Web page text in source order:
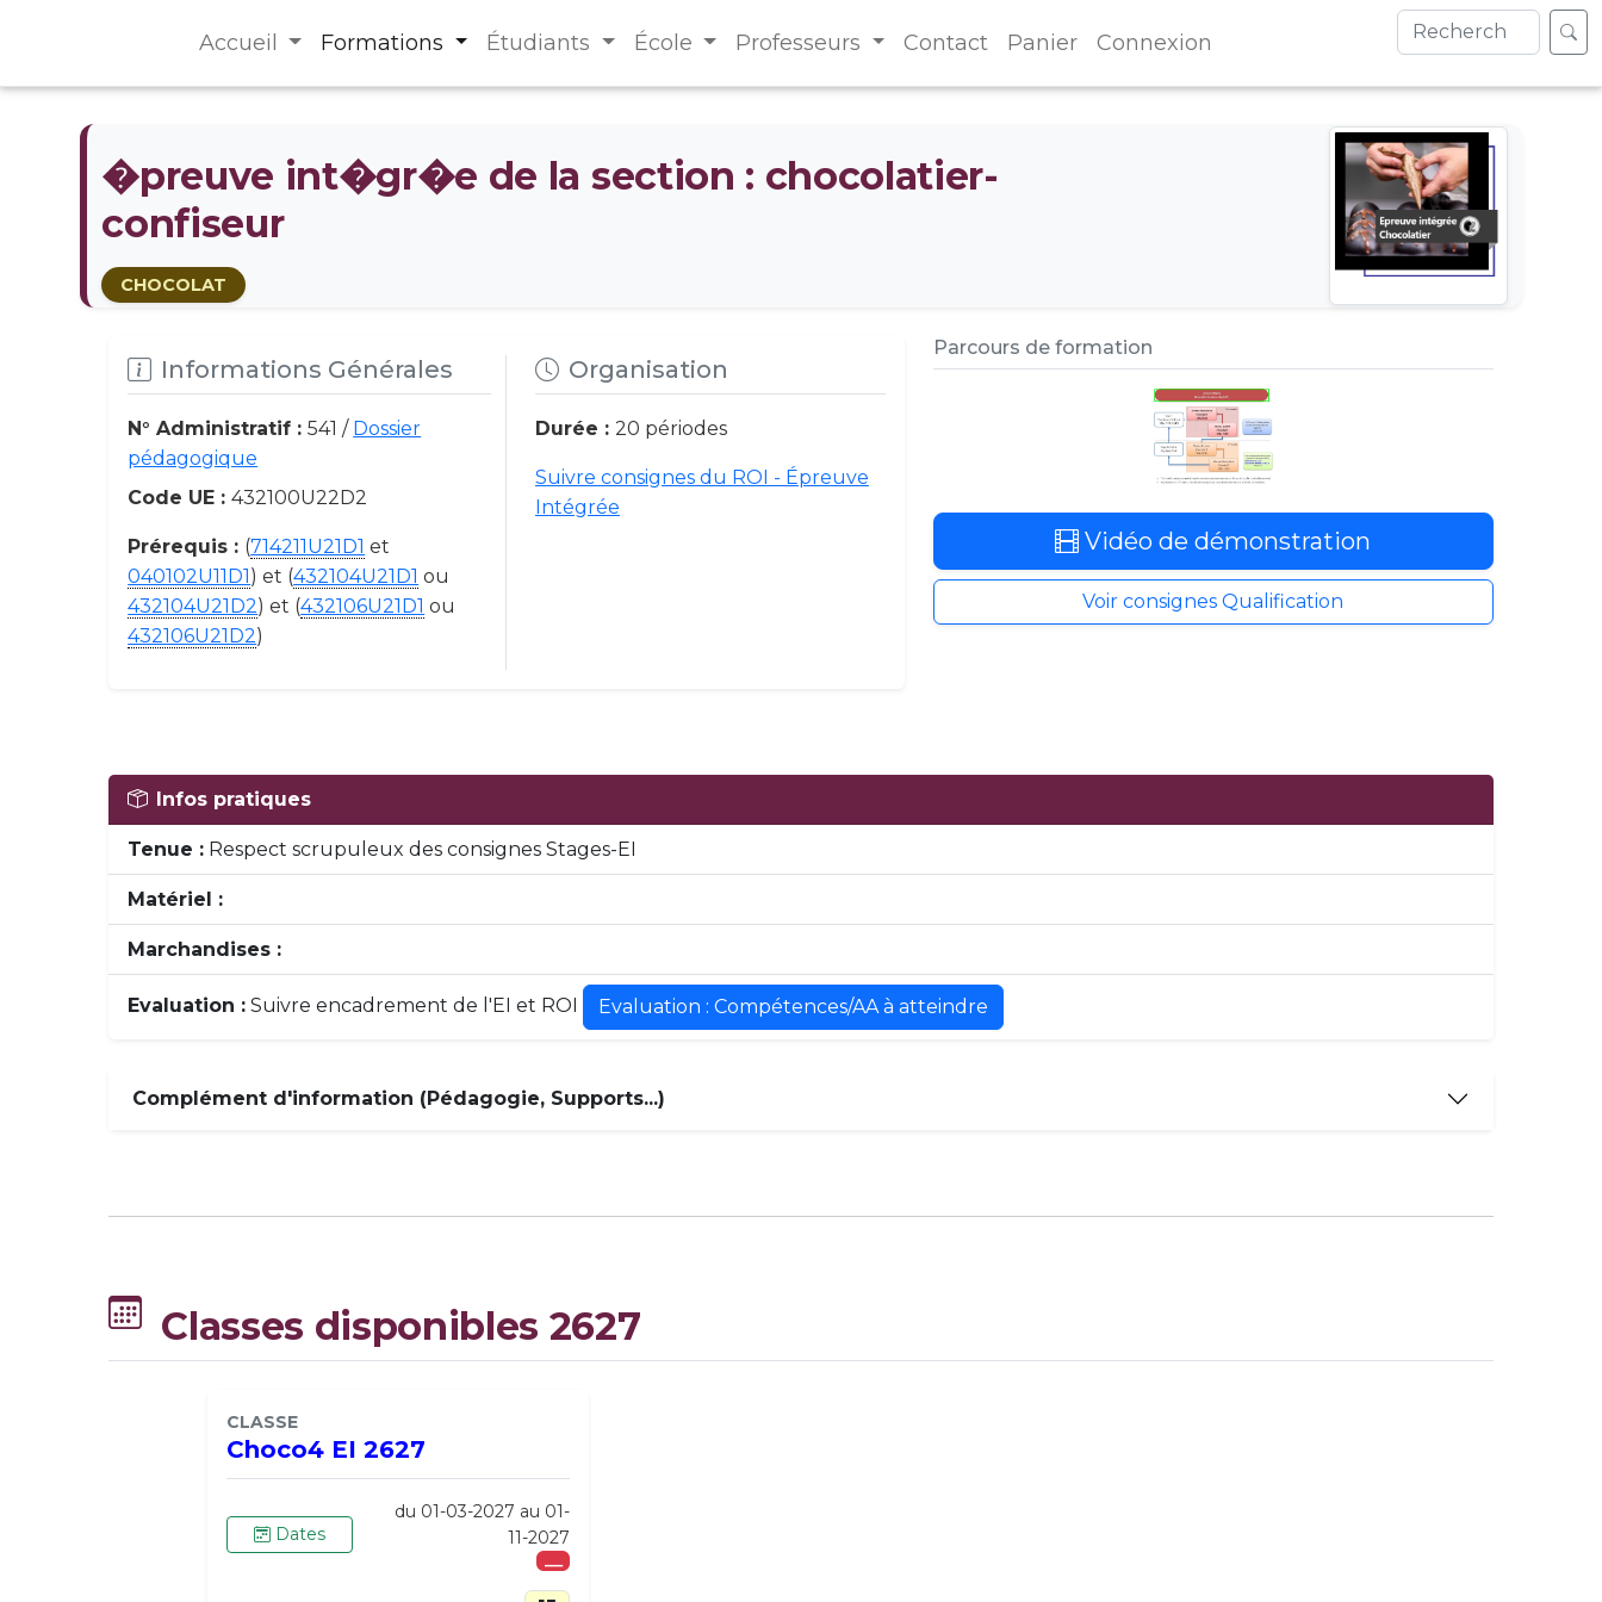
Accueil Formations Étudiants École Professeurs Contact Panier Connexion
�preuve int�gr�e de la section : chocolatier-
confiseur
CHOCOLAT
Informations Générales
N° Administratif :541 / Dossier
pédagogique
Code UE :432100U22D2
Prérequis : (714211U21D1 et
040102U11D1) et (432104U21D1 ou
432104U21D2) et (432106U21D1 ou
432106U21D2)
Organisation
Durée : 20 périodes
Suivre consignes du ROI - Épreuve
Intégrée
Parcours de formation
Vidéo de démonstration
Voir consignes Qualification
Infos pratiques
Tenue : Respect scrupuleux des consignes Stages-EI
Matériel :
Marchandises :
Evaluation : Suivre encadrement de l'EI et ROI Evaluation : Compétences/AA à atteindre
Complément d'information (Pédagogie, Supports...)
Classes disponibles 2627
CLASSE
Choco4 EI 2627
Dates
du 01-03-2027 au 01-
11-2027
___